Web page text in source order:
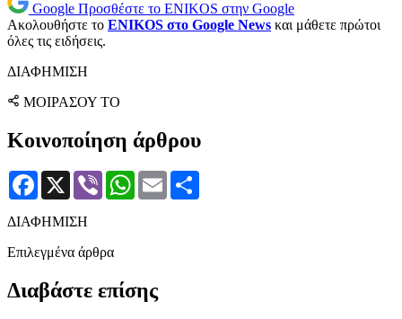
Google Προσθέστε το ENIKOS στην Google
Ακολουθήστε το ENIKOS στο Google News και μάθετε πρώτοι
όλες τις ειδήσεις.
ΔΙΑΦΗΜΙΣΗ
ΜΟΙΡΑΣΟΥ ΤΟ
Κοινοποίηση άρθρου
Facebook
X Viber WhatsApp
Email
ΔΙΑΦΗΜΙΣΗ
Επιλεγμένα άρθρα
Διαβάστε επίσης